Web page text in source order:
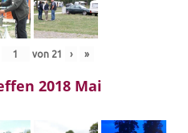
von 21 › »
2018 Mai